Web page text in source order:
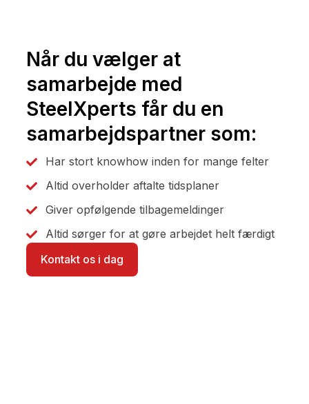
Når du vælger at
samarbejde med
SteelXperts får du en
samarbejdspartner som:
Har stort knowhow inden for mange felter
Altid overholder aftalte tidsplaner
Giver opfølgende tilbagemeldinger
Altid sørger for at gøre arbejdet helt færdigt
Kontakt os i dag